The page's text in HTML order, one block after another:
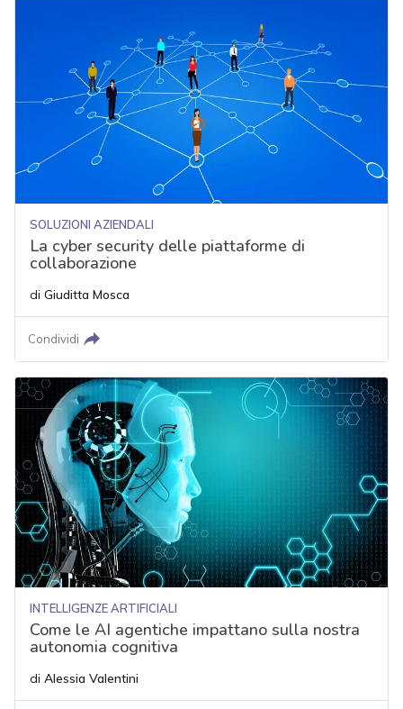
SOLUZIONI AZIENDALI
La cyber security delle piattaforme di
collaborazione
di Giuditta Mosca
Condividi
INTELLIGENZE ARTIFICIALI
Come le AI agentiche impattano sulla nostra
autonomia cognitiva
di Alessia Valentini